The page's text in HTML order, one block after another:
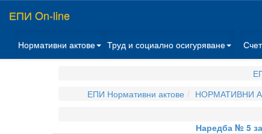
ЕПИ On-line
Нормативни актове Труд и социално осигуряване
ЕПИ Нормативни актове
НОРМАТИВНИ
Наредба № 5